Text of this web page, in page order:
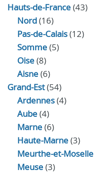
Hauts-de-France(43)
Nord(16)
Pas-de-Calais(12)
Somme(5)
Oise(8)
Aisne(6)
Grand-Est(54)
Ardennes(4)
Aube(4)
Marne(6)
Haute-Marne(3)
Meurthe-et-Moselle
Meuse(3)